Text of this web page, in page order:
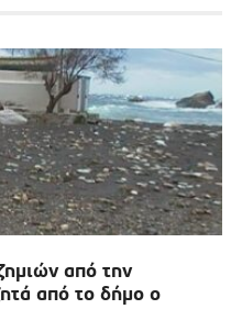
από την
από το δήμο ο